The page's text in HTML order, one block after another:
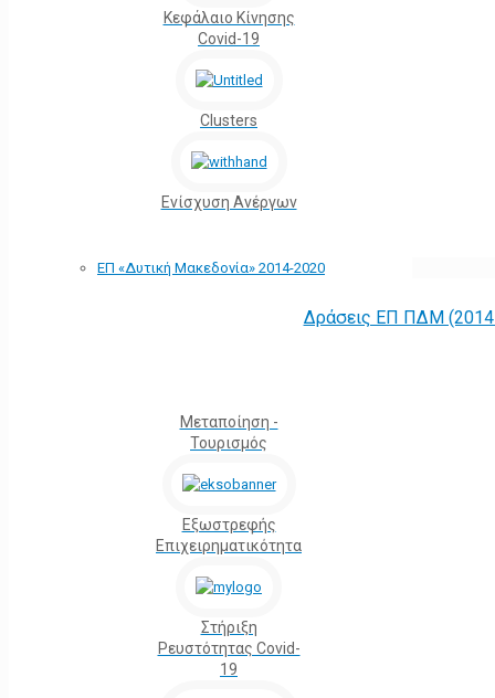
Κεφάλαιο Κίνησης
Covid-19
Clusters
Ενίσχυση Ανέργων
ΕΠ «Δυτική Μακεδονία» 2014-2020
Δράσεις ΕΠ ΠΔΜ (2014
Μεταποίηση -
Τουρισμός
Εξωστρεφής
Επιχειρηματικότητα
Στήριξη
Ρευστότητας Covid-
19